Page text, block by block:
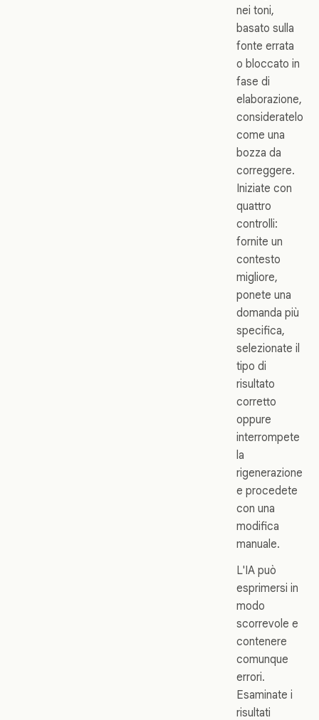
nei toni,
basato sulla
fonte errata
o bloccato in
fase di
elaborazione,
consideratelo
come una
bozza da
correggere.
Iniziate con
quattro
controlli:
fornite un
contesto
migliore,
ponete una
domanda più
specifica,
selezionate il
tipo di
risultato
corretto
oppure
interrompete
la
rigenerazione
e procedete
con una
modifica
manuale.
L'IA può
esprimersi in
modo
scorrevole e
contenere
comunque
errori.
Esaminate i
risultati